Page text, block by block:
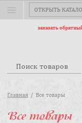
ОТКРЫТЬ
заказать
Главная Все товары
Все товары